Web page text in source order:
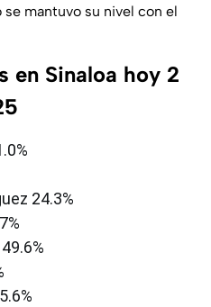
se mantuvo su nivel con el
en Sinaloa hoy 2
24.3%